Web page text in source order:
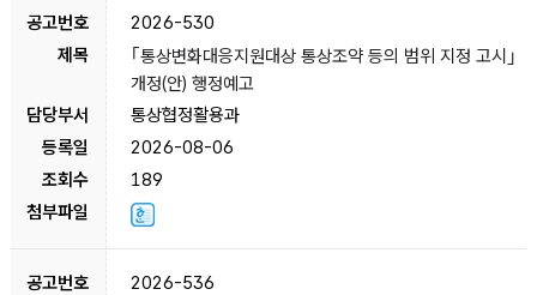
2026-530
｢통상변화대응지원대상 통상조약 등의 범위 지정 고시｣
개정(안) 행정예고
통상협정활용과
2026-08-06
189
2026-536